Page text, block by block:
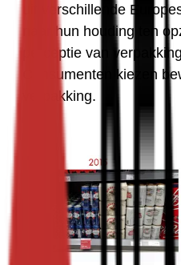
uit verschillende
naar hun houding ten
perceptie van
Consumenten kiezen
verpakking.